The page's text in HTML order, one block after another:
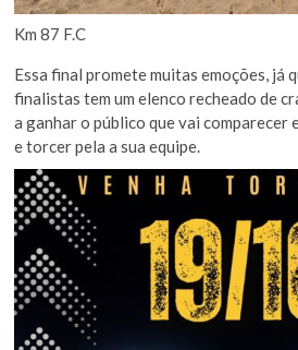
Km 87 F.C
Essa final promete muitas emoções, já
finalistas tem um elenco recheado de
a ganhar o público que vai comparecer
e torcer pela a sua equipe.